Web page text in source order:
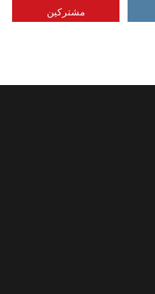
مشتركين